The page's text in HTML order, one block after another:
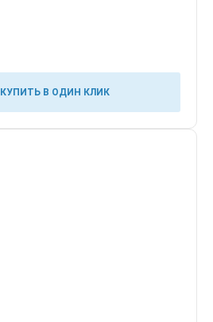
КУПИТЬ В ОДИН КЛИК